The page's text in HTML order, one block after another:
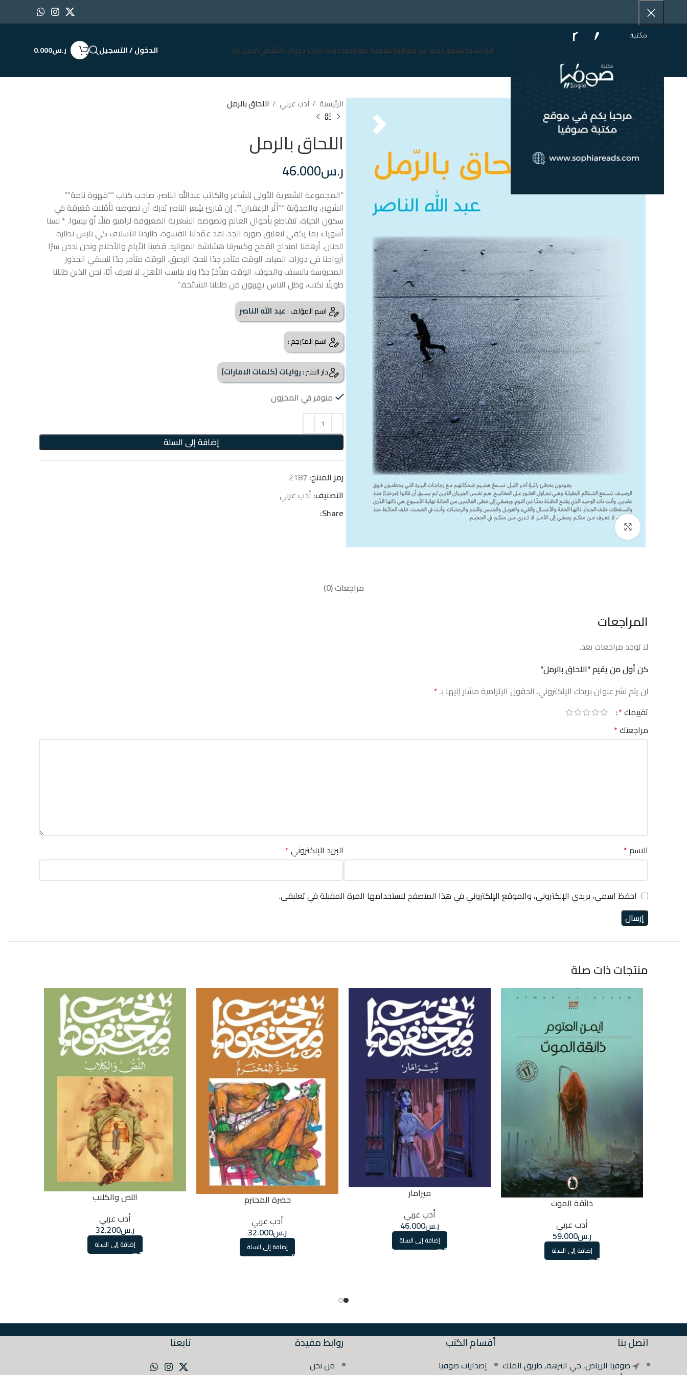
الرئيسيةتسوقنبذة عن صوفياإعلامية صوفيامدونة مركز حروف الثقافياتصل بنا الدخول / التسجيل ر.س0.000
الرئيسية أدب عربي اللحاق بالرمل
اللحاق بالرمل
ر.س46.000
“المجموعة الشعرية الأولى للشاعر والكاتب عبدالله الناصر، صاحب كتاب “”قهوة نامة””
الشهير، والمدوّنة “”أثَر الزعفران””. إن قارئ شِعر الناصر يُدرك أن نصوصه تأمّلات مُغرقة في
سكون الحياة، تتقاطع بأحوال العالم ونصوصه الشعرية المعروفة لرامبو مثلًا أو بيسوا. * لسنا
أسوياء بما يكفي لتعليق صورة الجد. لقد عمّدتنا القسوة. طاردنا الأسلافكي نلبس نظارة
الحنان. أرهقنا امتداح القمح وكسرتنا هشاشة المواليد. قضينا الأيام والأحلام ونحن ندخن سرًا
أرواحنا في دورات المياه. الوقت متأخر جدًا لنحبّ الرحيق. الوقت متأخر جدًا لنسقي الجذور
المحروسة بالسيف والخوف. الوقت متأخرٌ جدًا ولا يناسب الأهل. لا نعرف أبًا، نحن الذين ظللنا
طويلًا نكتب، وظل الناس يهربون من ظلالنا الشائخة.”
اسم المؤلف :عبد الله الناصر
اسم المترجم :
دار النشر :روايات (كلمات الامارات)
متوفر في المخزون
إضافة إلى السلة
رمز المنتج: 2187
التصنيف: أدب عربي
Share:
مراجعات (0)
المراجعات
لا توجد مراجعات بعد.
كن أول من يقيم “اللحاق بالرمل”
لن يتم نشر عنوان بريدك الإلكتروني. الحقول الإلزامية مشار إليها بـ*
تقييمك*
مراجعتك*
الاسم* البريد الإلكتروني*
احفظ اسمي، بريدي الإلكتروني، والموقع الإلكتروني في هذا المتصفح لاستخدامها المرة المقبلة في تعليقي.
منتجات ذات صلة
ذائقة الموت
أدب عربي
ر.س59.000
إضافة إلى السلة
ميرامار
أدب عربي
ر.س46.000
إضافة إلى السلة
حضرة المحترم
أدب عربي
ر.س32.000
إضافة إلى السلة
اللص والكلاب
أدب عربي
ر.س32.200
إضافة إلى السلة
اتصل بنا
صوفيا الرياض, حي النزهة, طريق الملك
أقسام الكتب
إصدارات صوفيا
روابط مفيدة
من نحن
تابعنا